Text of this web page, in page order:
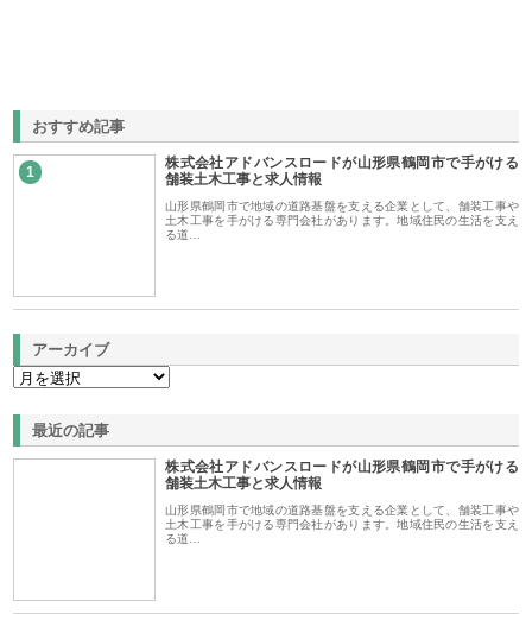
おすすめ記事
1
株式会社アドバンスロードが山形県鶴岡市で手がける
舗装土木工事と求人情報
山形県鶴岡市で地域の道路基盤を支える企業として、舗装工事や
土木工事を手がける専門会社があります。地域住民の生活を支え
る道…
アーカイブ
最近の記事
株式会社アドバンスロードが山形県鶴岡市で手がける
舗装土木工事と求人情報
山形県鶴岡市で地域の道路基盤を支える企業として、舗装工事や
土木工事を手がける専門会社があります。地域住民の生活を支え
る道…